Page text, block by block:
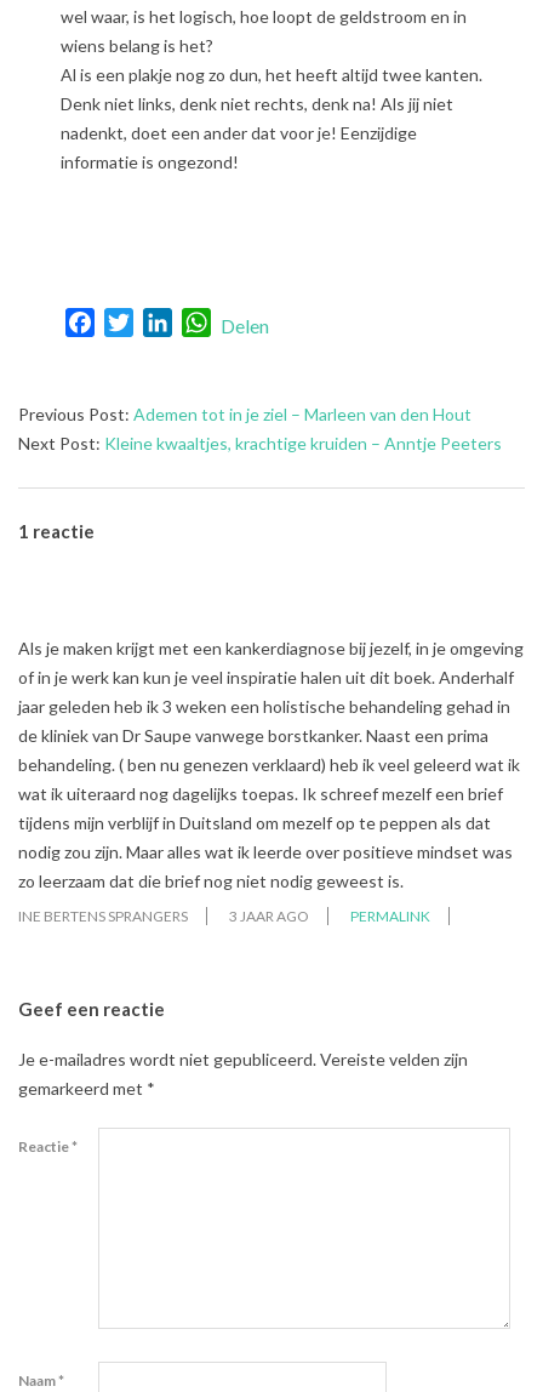
wel waar, is het logisch, hoe loopt de geldstroom en in
wiens belang is het?
Al is een plakje nog zo dun, het heeft altijd twee kanten.
Denk niet links, denk niet rechts, denk na! Als jij niet
nadenkt, doet een ander dat voor je! Eenzijdige
informatie is ongezond!
FacebookTwitterLinkedInWhatsApp
Delen
2023-
06-
Previous Post: Ademen tot in je ziel – Marleen van den Hout
Next Post: Kleine kwaaltjes, krachtige kruiden – Anntje Peeters
1 reactie
Als je maken krijgt met een kankerdiagnose bij jezelf, in je omgeving
of in je werk kan kun je veel inspiratie halen uit dit boek. Anderhalf
jaar geleden heb ik 3 weken een holistische behandeling gehad in
de kliniek van Dr Saupe vanwege borstkanker. Naast een prima
behandeling. ( ben nu genezen verklaard) heb ik veel geleerd wat ik
wat ik uiteraard nog dagelijks toepas. Ik schreef mezelf een brief
tijdens mijn verblijf in Duitsland om mezelf op te peppen als dat
nodig zou zijn. Maar alles wat ik leerde over positieve mindset was
zo leerzaam dat die brief nog niet nodig geweest is.
INE BERTENS SPRANGERS 3 JAAR AGO PERMALINK
Geef een reactie
Je e-mailadres wordt niet gepubliceerd.Vereiste velden zijn
gemarkeerd met *
Reactie*
Naam*